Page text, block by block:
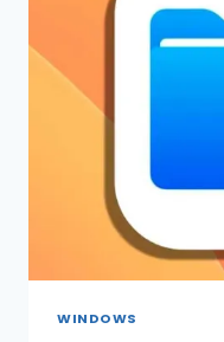
PASO
WINDOWS